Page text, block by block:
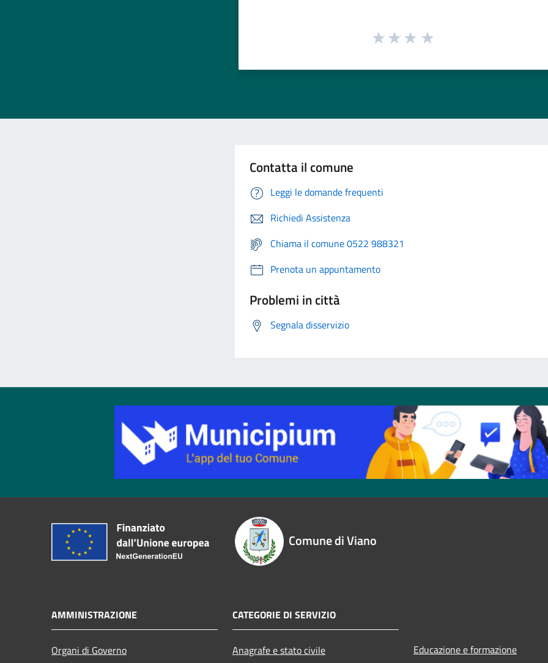
Contatta il comune
Leggi le domande frequenti
Richiedi Assistenza
Chiama il comune 0522 988321
Prenota un appuntamento
Problemi in città
Segnala disservizio
Comune di Viano
AMMINISTRAZIONE
Organi di Governo
CATEGORIE DI SERVIZIO
Anagrafe e stato civile
Educazione e formazione